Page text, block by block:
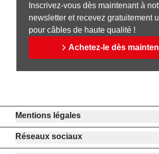
Inscrivez-vous dès maintenant à
newsletter et recevez gratuitement
pour câbles de haute qualité !
Achetez-le dès
Mentions légales
Réseaux sociaux